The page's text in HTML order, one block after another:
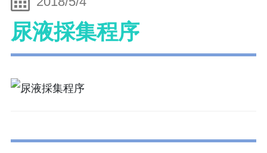
尿液採集程序